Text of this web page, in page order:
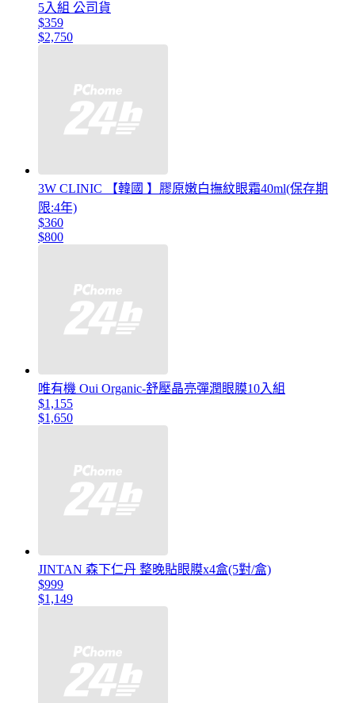
5入組 公司貨
$359
$2,750
3W CLINIC 【韓國 】膠原嫩白撫紋眼霜40ml(保存期
限:4年)
$360
$800
唯有機 Oui Organic-舒壓晶亮彈潤眼膜10入組
$1,155
$1,650
JINTAN 森下仁丹 整晚貼眼膜x4盒(5對/盒)
$999
$1,149